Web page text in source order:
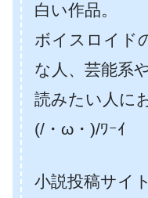
白い作品。
ボイスロイド
な人、芸能系
読みたい人に
(/・ω・)/ﾜｰｲ
小説投稿サイ